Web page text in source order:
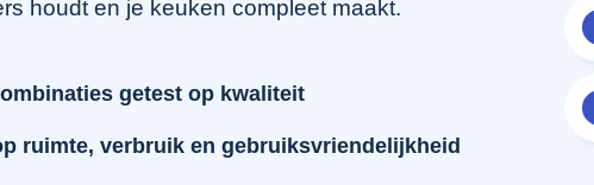
houdt en je keuken compleet maakt.
getest op kwaliteit
ruimte, verbruik en gebruiksvriendelijkheid